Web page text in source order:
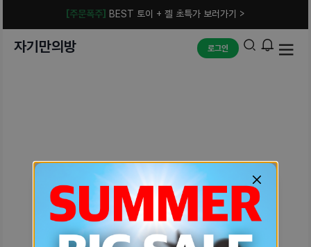
[주문폭주] BEST 토이 + 젤 초특가 보러가기 >
자기만의방 로그인
예상치 못한 에러입니다.